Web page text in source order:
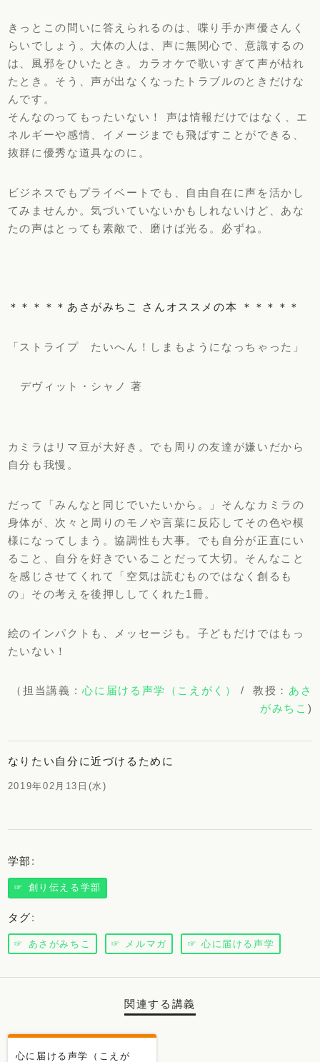
きっとこの問いに答えられるのは、 喋り手か声優さんく
らいでしょう。大体の人は、声に無関心で、意識するの
は、風邪をひいたとき。
カラオケで歌いすぎて声が枯れ
たとき。そう、 声が出なくなったトラブルのときだけな
んです。
そんなのってもったいない！ 声は情報だけではなく、エ
ネルギーや感情、 イメージまでも飛ばすことができる、
抜群に優秀な道具なのに。
ビジネスでもプライベートでも、
自由自在に声を活かし
てみませんか。気づいていないかもしれないけど、あな
たの声はとっても素敵で、 磨けば光る。必ずね。
＊＊＊＊＊あさがみちこ さんオススメの本 ＊＊＊＊＊
「ストライプ たいへん！しまもようになっちゃった」
デヴィット・シャノ 著
カミラはリマ豆が大好き。でも周りの友達が嫌いだから
自分も我慢。
だって「みんなと同じでいたいから。」そんなカミラの
身体が、次々と周りのモノや言葉に反応してその色や模
様になってしまう。協調性も大事。でも自分が正直にい
ること、自分を好きでいることだって大切。そんなこと
を感じさせてくれて「空気は読むものではなく創るも
の」その考えを後押ししてくれた1冊。
絵のインパクトも、メッセージも。子どもだけではもっ
たいない！
（担当講義 :心に届ける声学（こえがく） / 教授： あさ
がみちこ )
なりたい自分に近づけるために
2019年02月13日(水)
学部 :
☞ 創り伝える学部
タグ:
☞ あさがみちこ ☞ メルマガ ☞ 心に届ける声学
関連する講義
心に届ける声学（こえが